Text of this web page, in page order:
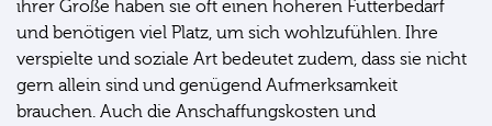
ihrer Größe haben sie oft einen höheren Futterbedarf
und benötigen viel Platz, um sich wohlzufühlen. Ihre
verspielte und soziale Art bedeutet zudem, dass sie nicht
gern allein sind und genügend Aufmerksamkeit
brauchen. Auch die Anschaffungskosten und